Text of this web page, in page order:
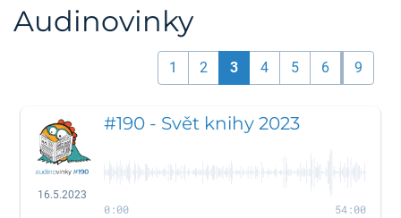
Audinovinky
1 2 3 4 5 6 9
16.5.2023
#190 - Svět knihy 2023
0:00 54:00